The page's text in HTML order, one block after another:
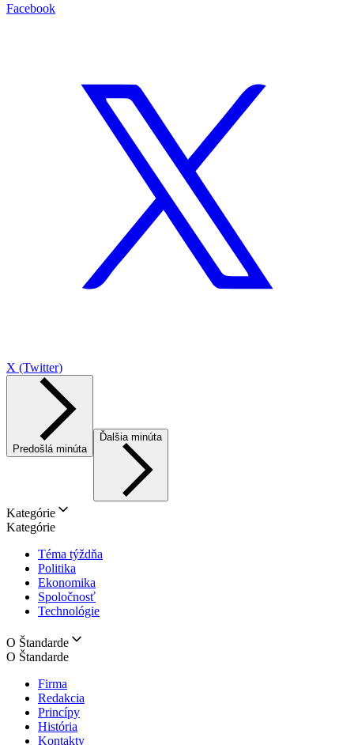
Facebook
X (Twitter)
Predošlá minúta
Ďalšia minúta
Kategórie
Kategórie
Téma týždňa
Politika
Ekonomika
Spoločnosť
Technológie
O Štandarde
O Štandarde
Firma
Redakcia
Princípy
História
Kontakty